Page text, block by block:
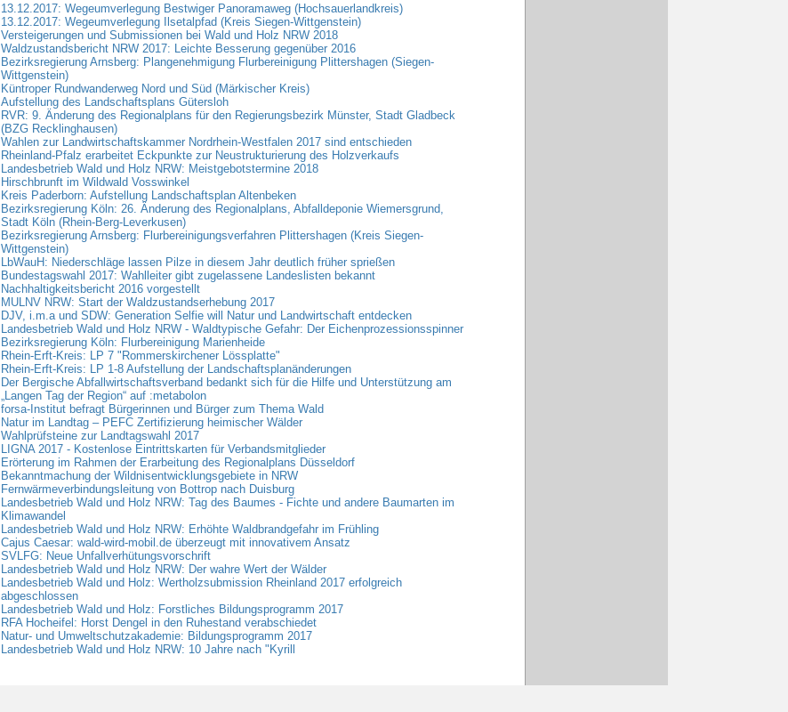
13.12.2017: Wegeumverlegung Bestwiger Panoramaweg (Hochsauerlandkreis)
13.12.2017: Wegeumverlegung Ilsetalpfad (Kreis Siegen-Wittgenstein)
Versteigerungen und Submissionen bei Wald und Holz NRW 2018
Waldzustandsbericht NRW 2017: Leichte Besserung gegenüber 2016
Bezirksregierung Arnsberg: Plangenehmigung Flurbereinigung Plittershagen (Siegen-
Wittgenstein)
Küntroper Rundwanderweg Nord und Süd (Märkischer Kreis)
Aufstellung des Landschaftsplans Gütersloh
RVR: 9. Änderung des Regionalplans für den Regierungsbezirk Münster, Stadt Gladbeck
(BZG Recklinghausen)
Wahlen zur Landwirtschaftskammer Nordrhein-Westfalen 2017 sind entschieden
Rheinland-Pfalz erarbeitet Eckpunkte zur Neustrukturierung des Holzverkaufs
Landesbetrieb Wald und Holz NRW: Meistgebotstermine 2018
Hirschbrunft im Wildwald Vosswinkel
Kreis Paderborn: Aufstellung Landschaftsplan Altenbeken
Bezirksregierung Köln: 26. Änderung des Regionalplans, Abfalldeponie Wiemersgrund,
Stadt Köln (Rhein-Berg-Leverkusen)
Bezirksregierung Arnsberg: Flurbereinigungsverfahren Plittershagen (Kreis Siegen-
Wittgenstein)
LbWauH: Niederschläge lassen Pilze in diesem Jahr deutlich früher sprießen
Bundestagswahl 2017: Wahlleiter gibt zugelassene Landeslisten bekannt
Nachhaltigkeitsbericht 2016 vorgestellt
MULNV NRW: Start der Waldzustandserhebung 2017
DJV, i.m.a und SDW: Generation Selfie will Natur und Landwirtschaft entdecken
Landesbetrieb Wald und Holz NRW - Waldtypische Gefahr: Der Eichenprozessionsspinner
Bezirksregierung Köln: Flurbereinigung Marienheide
Rhein-Erft-Kreis: LP 7 "Rommerskirchener Lössplatte"
Rhein-Erft-Kreis: LP 1-8 Aufstellung der Landschaftsplanänderungen
Der Bergische Abfallwirtschaftsverband bedankt sich für die Hilfe und Unterstützung am
„Langen Tag der Region“ auf :metabolon
forsa-Institut befragt Bürgerinnen und Bürger zum Thema Wald
Natur im Landtag – PEFC Zertifizierung heimischer Wälder
Wahlprüfsteine zur Landtagswahl 2017
LIGNA 2017 - Kostenlose Eintrittskarten für Verbandsmitglieder
Erörterung im Rahmen der Erarbeitung des Regionalplans Düsseldorf
Bekanntmachung der Wildnisentwicklungsgebiete in NRW
Fernwärmeverbindungsleitung von Bottrop nach Duisburg
Landesbetrieb Wald und Holz NRW: Tag des Baumes - Fichte und andere Baumarten im
Klimawandel
Landesbetrieb Wald und Holz NRW: Erhöhte Waldbrandgefahr im Frühling
Cajus Caesar: wald-wird-mobil.de überzeugt mit innovativem Ansatz
SVLFG: Neue Unfallverhütungsvorschrift
Landesbetrieb Wald und Holz NRW: Der wahre Wert der Wälder
Landesbetrieb Wald und Holz: Wertholzsubmission Rheinland 2017 erfolgreich
abgeschlossen
Landesbetrieb Wald und Holz: Forstliches Bildungsprogramm 2017
RFA Hocheifel: Horst Dengel in den Ruhestand verabschiedet
Natur- und Umweltschutzakademie: Bildungsprogramm 2017
Landesbetrieb Wald und Holz NRW: 10 Jahre nach "Kyrill